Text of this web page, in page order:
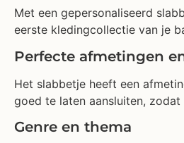
Met een gepersonaliseerd
eerste kledingcollectie van je
Perfecte afmetingen
Het slabbetje heeft een
goed te laten aansluiten,
Genre en thema